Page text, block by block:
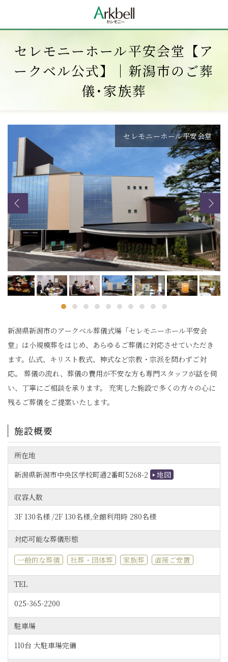
セレモニーホール平安会堂【ア
ークベル公式】｜新潟市のご葬
儀･家族葬
セレモニーホール平安会堂
新潟県新潟市のアークベル葬儀式場「セレモニーホール平安会
堂」は小規模葬をはじめ、あらゆるご葬儀に対応させていただき
ます。仏式、キリスト教式、神式など宗教・宗派を問わずご対
応。 葬儀の流れ、葬儀の費用が不安な方も専門スタッフが話を伺
い、丁寧にご相談を承ります。 充実した施設で多くの方々の心に
残るご葬儀をご提案いたします。
施設概要
所在地
新潟県新潟市中央区学校町通2番町5268-2
地図
収容人数
3F 130名様 /2F 130名様,全館利用時 280名様
対応可能な葬儀形態
一般的な葬儀 社葬・団体葬 家族葬 直接ご安置
TEL
025-365-2200
駐車場
110台 大駐車場完備